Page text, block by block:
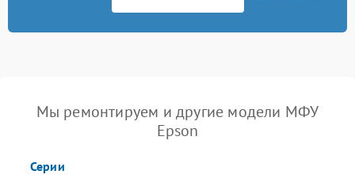
Мы ремонтируем и другие модели МФУ
Epson
Серии